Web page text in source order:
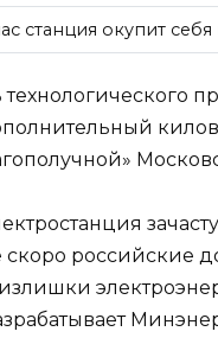
станция окупит
скоро российские